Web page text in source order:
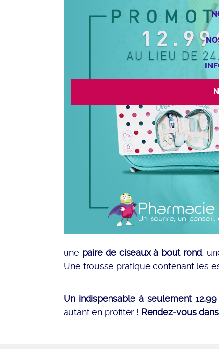
une paire de ciseaux à bout rond,
Une trousse pratique contenant les
Un indispensable à seulement
autant en profiter ! Rendez-vous